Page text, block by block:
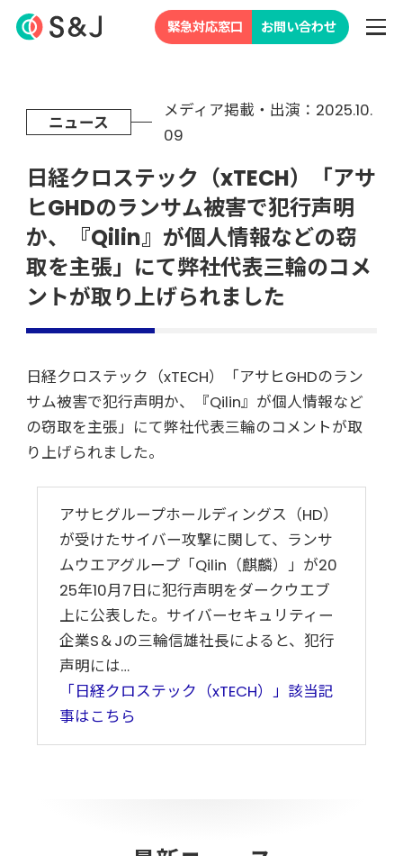
緊急対応窓口 お問い合わせ
ニュース
メディア掲載・出演：2025.10.
09
日経クロステック（xTECH）「アサ
ヒGHDのランサム被害で犯行声明
か、『Qilin』が個人情報などの窃
取を主張」にて弊社代表三輪のコメ
ントが取り上げられました
日経クロステック（xTECH）「アサヒGHDのラン
サム被害で犯行声明か、『Qilin』が個人情報など
の窃取を主張」にて弊社代表三輪のコメントが取
り上げられました。
アサヒグループホールディングス（HD）
が受けたサイバー攻撃に関して、ランサ
ムウエアグループ「Qilin（麒麟）」が20
25年10月7日に犯行声明をダークウエブ
上に公表した。サイバーセキュリティー
企業S＆Jの三輪信雄社長によると、犯行
声明には…
「日経クロステック（xTECH）」該当記
事はこちら